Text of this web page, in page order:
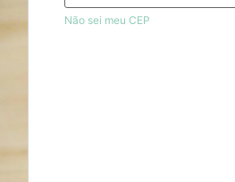
Não sei meu CEP